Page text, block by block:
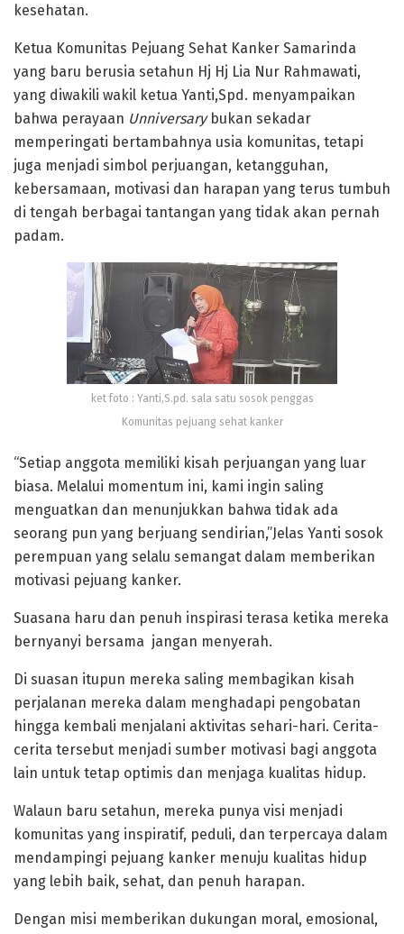
kesehatan.
Ketua Komunitas Pejuang Sehat Kanker Samarinda
yang baru berusia setahun Hj Hj Lia Nur Rahmawati,
yang diwakili wakil ketua Yanti,Spd. menyampaikan
bahwa perayaan Unniversarybukan sekadar
memperingati bertambahnya usia komunitas, tetapi
juga menjadi simbol perjuangan, ketangguhan,
kebersamaan, motivasi dan harapan yang terus tumbuh
di tengah berbagai tantangan yang tidak akan pernah
padam.
ket foto : Yanti,S.pd. sala satu sosok penggas
Komunitas pejuang sehat kanker
“Setiap anggota memiliki kisah perjuangan yang luar
biasa. Melalui momentum ini, kami ingin saling
menguatkan dan menunjukkan bahwa tidak ada
seorang pun yang berjuang sendirian,”Jelas Yanti sosok
perempuan yang selalu semangat dalam memberikan
motivasi pejuang kanker.
Suasana haru dan penuh inspirasi terasa ketika mereka
bernyanyi bersama jangan menyerah.
Di suasan itupun mereka saling membagikan kisah
perjalanan mereka dalam menghadapi pengobatan
hingga kembali menjalani aktivitas sehari-hari. Cerita-
cerita tersebut menjadi sumber motivasi bagi anggota
lain untuk tetap optimis dan menjaga kualitas hidup.
Walaun baru setahun, mereka punya visi menjadi
komunitas yang inspiratif, peduli, dan terpercaya dalam
mendampingi pejuang kanker menuju kualitas hidup
yang lebih baik, sehat, dan penuh harapan.
Dengan misi memberikan dukungan moral, emosional,